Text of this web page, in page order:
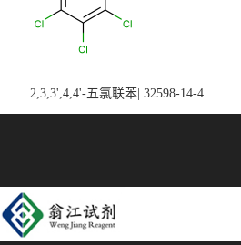
2,3,3',4,4'-五氯联苯| 32598-14-4